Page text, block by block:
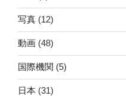
写真 (12)
動画 (48)
国際機関 (5)
日本 (31)